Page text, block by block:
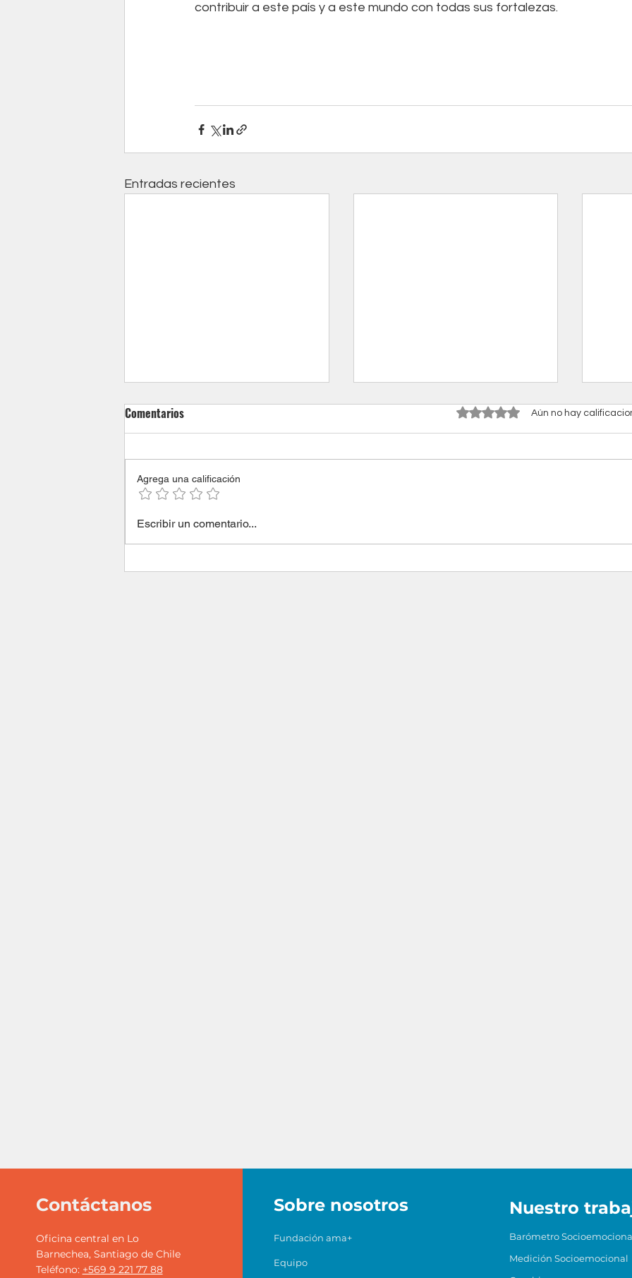
contribuir a este país y a este mundo con todas sus fortalezas.
Entradas recientes
¿Cómo recuperar la calma
frente a la ansiedad que genera
Comentarios Obtuvo 0 de 5 estrellas.
Aún no hay
Agrega una calificación
Escribir un comentario...
Contáctanos
Oficina central en Lo
Barnechea, Santiago de Chile
Teléfono: +569 9 221 77 88
Sobre nosotros
Fundación ama+
Equipo
Nuestro
Barómetro
Medición Socioemocional